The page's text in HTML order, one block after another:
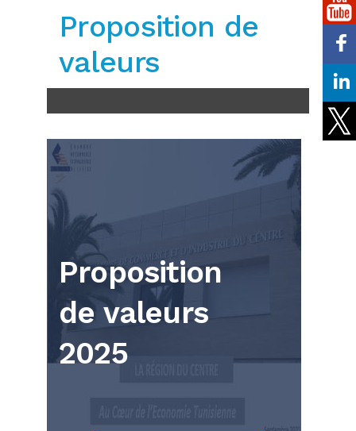
Proposition de
valeurs
Proposition
de valeurs
2025